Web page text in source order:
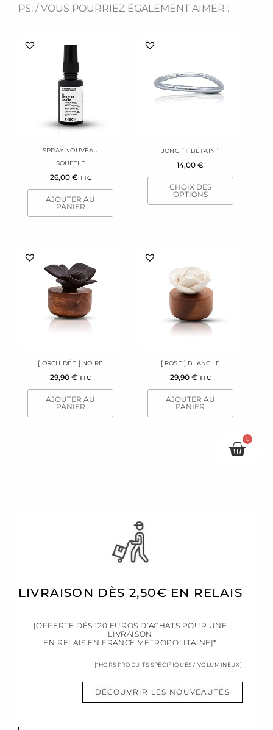
PS: / VOUS POURRIEZ ÉGALEMENT AIMER :
SPRAY NOUVEAU
SOUFFLE
26,00 € TTC
AJOUTER AU
PANIER
JONC [ TIBÉTAIN ]
14,00€
CHOIX DES
OPTIONS
la
du
[ ORCHIDÉE ] NOIRE
29,90€ TTC
AJOUTER AU
PANIER
[ ROSE ] BLANCHE
29,90 € TTC
AJOUTER AU
PANIER
0
LIVRAISON DÈS 2,50€ EN RELAIS
[OFFERTE DÈS 120 EUROS D’ACHATS POUR UNE
LIVRAISON
EN RELAIS EN FRANCE MÉTROPOLITAINE]*
[*HORS PRODUITS SPÉCIFIQUES / VOLUMINEUX]
DÉCOUVRIR LES NOUVEAUTÉS